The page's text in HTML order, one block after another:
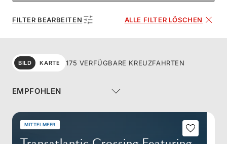
FILTER BEARBEITEN ALLE FILTER LÖSCHEN
BILD KARTE 175 VERFÜGBARE KREUZFAHRTEN
MITTELMEER